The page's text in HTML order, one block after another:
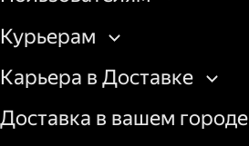
Курьерам
Карьера в Доставке
Доставка в вашем городе